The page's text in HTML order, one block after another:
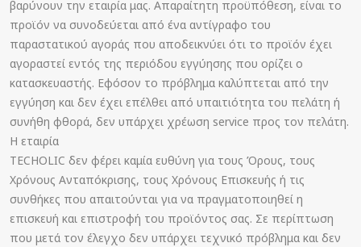
βαρύνουν την εταιρία μας. Απαραίτητη προϋπόθεση, είναι το
προϊόν να συνοδεύεται από ένα αντίγραφο του
παραστατικού αγοράς που αποδεικνύει ότι το προϊόν έχει
αγοραστεί εντός της περιόδου εγγύησης που ορίζει ο
κατασκευαστής. Εφόσον το πρόβλημα καλύπτεται από την
εγγύηση και δεν έχει επέλθει από υπαιτιότητα του πελάτη ή
συνήθη φθορά, δεν υπάρχει χρέωση service προς τον πελάτη.
Η εταιρία
TECHOLIC δεν φέρει καμία ευθύνη για τους Όρους, τους
Χρόνους Ανταπόκρισης, τους Χρόνους Επισκευής ή τις
συνθήκες που απαιτούνται για να πραγματοποιηθεί η
επισκευή και επιστροφή του προϊόντος σας. Σε περίπτωση
που μετά τον έλεγχο δεν υπάρχει τεχνικό πρόβλημα και δεν